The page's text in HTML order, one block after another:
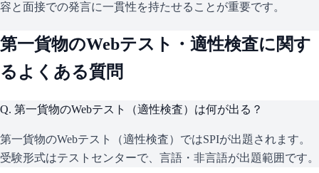
容と面接での発言に一貫性を持たせることが重要です。
第一貨物のWebテスト・適性検査に関す
るよくある質問
Q. 第一貨物のWebテスト（適性検査）は何が出る？
第一貨物のWebテスト（適性検査）ではSPIが出題されます。
受験形式はテストセンターで、言語・非言語が出題範囲です。